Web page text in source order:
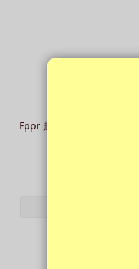
Fppr 超凡享受飛機杯 - 陰道 /